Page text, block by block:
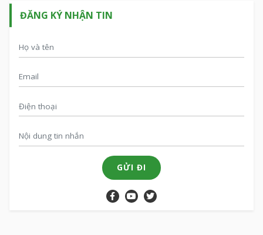
ĐĂNG KÝ NHẬN TIN
GỬI ĐI